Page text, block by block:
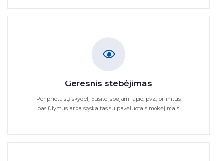
Geresnis stebėjimas
Per prietaisų skydelį būsite įspėjami apie, pvz., priimtus
pasiūlymus arba sąskaitas su pavėluotais mokėjimais.